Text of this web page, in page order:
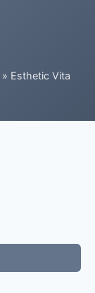
» Esthetic Vita